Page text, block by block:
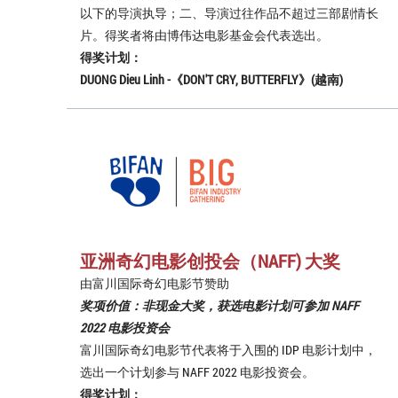
以下的导演执导；二、导演过往作品不超过三部剧情长
片。得奖者将由博伟达电影基金会代表选出。
得奖计划：
DUONG Dieu Linh -《DON'T CRY, BUTTERFLY》(越南)
亚洲奇幻电影创投会（NAFF) 大奖
由富川国际奇幻电影节赞助
奖项价值：非现金大奖，获选电影计划可参加 NAFF
2022 电影投资会
富川国际奇幻电影节代表将于入围的 IDP 电影计划中，
选出一个计划参与 NAFF 2022 电影投资会。
得奖计划：